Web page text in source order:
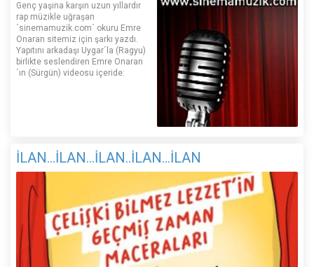
Genç yaşına karşın uzun yıllardır
rap müzikle uğraşan
´sinemamuzik.com´ okuru Emre
Onaran sitemiz için şarkı yazdı.
Yapıtını arkadaşı Uygar´la (Ragyu)
birlikte seslendiren Emre Onaran
´ın (Sürgün) videosu içeride:
İLAN...İLAN...İLAN..İLAN...İLAN